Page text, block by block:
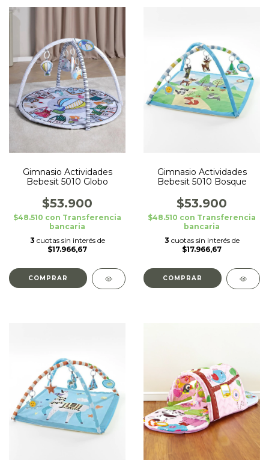
Gimnasio Actividades
Bebesit 5010 Globo
$53.900
$48.510 con Transferencia
bancaria
3 cuotas sin interés de
$17.966,67
Gimnasio Actividades
Bebesit 5010 Bosque
$53.900
$48.510 con Transferencia
bancaria
3 cuotas sin interés de
$17.966,67